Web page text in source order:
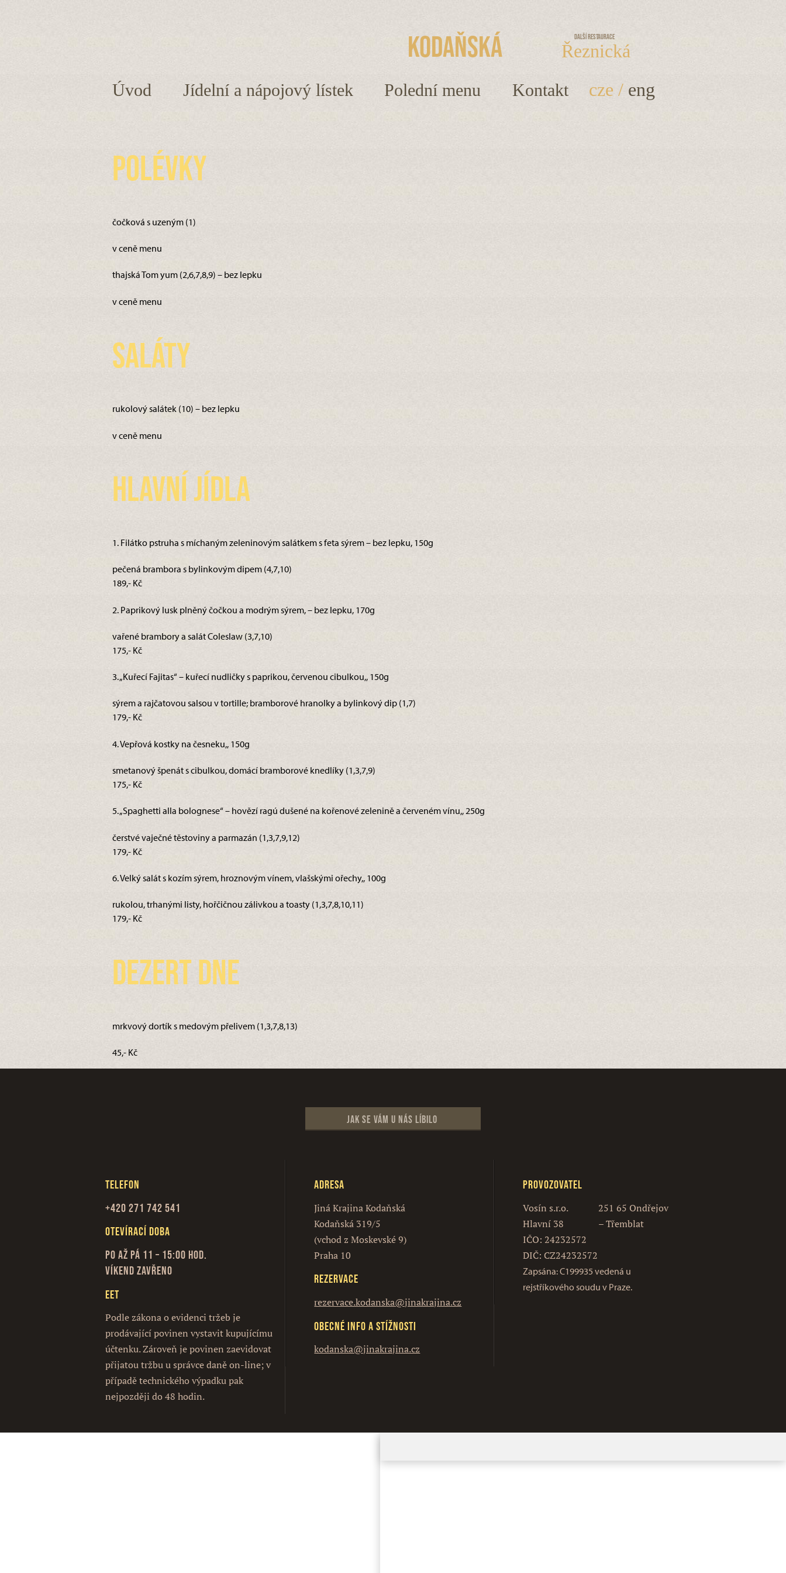
Kodaňská Další restaurace
Řeznická
Úvod Jídelní a nápojový lístek Polední menu Kontakt cze / eng
Polévky
čočková s uzeným (1)
v ceně menu
thajská Tom yum (2,6,7,8,9) – bez lepku
v ceně menu
Saláty
rukolový salátek (10) – bez lepku
v ceně menu
Hlavní jídla
1. Filátko pstruha s míchaným zeleninovým salátkem s feta sýrem – bez lepku, 150g
pečená brambora s bylinkovým dipem (4,7,10)
189,- Kč
2. Paprikový lusk plněný čočkou a modrým sýrem, – bez lepku, 170g
vařené brambory a salát Coleslaw (3,7,10)
175,- Kč
3. „Kuřecí Fajitas“ – kuřecí nudličky s paprikou, červenou cibulkou,, 150g
sýrem a rajčatovou salsou v tortille; bramborové hranolky a bylinkový dip (1,7)
179,- Kč
4. Vepřová kostky na česneku,, 150g
smetanový špenát s cibulkou, domácí bramborové knedlíky (1,3,7,9)
175,- Kč
5. „Spaghetti alla bolognese“ – hovězí ragú dušené na kořenové zelenině a červeném vínu,, 250g
čerstvé vaječné těstoviny a parmazán (1,3,7,9,12)
179,- Kč
6. Velký salát s kozím sýrem, hroznovým vínem, vlašskými ořechy,, 100g
rukolou, trhanými listy, hořčičnou zálivkou a toasty (1,3,7,8,10,11)
179,- Kč
Dezert dne
mrkvový dortík s medovým přelivem (1,3,7,8,13)
45,- Kč
Jak se vám u nás líbilo
Telefon
+420 271 742 541
Otevírací doba
Po až Pá 11 – 15:00 hod.
Víkend zavřeno
EET
Podle zákona o evidenci tržeb je
prodávající povinen vystavit kupujícímu
účtenku. Zároveň je povinen zaevidovat
přijatou tržbu u správce daně on-line; v
případě technického výpadku pak
nejpozději do 48 hodin.
Adresa
Jiná Krajina Kodaňská
Kodaňská 319/5
(vchod z Moskevské 9)
Praha 10
Rezervace
rezervace.kodanska@jinakrajina.cz
Obecné info a stížnosti
kodanska@jinakrajina.cz
Provozovatel
Vosín s.r.o.
Hlavní 38
251 65 Ondřejov
– Třemblat
IČO: 24232572
DIČ: CZ24232572
Zapsána: C199935 vedená u
rejstříkového soudu v Praze.